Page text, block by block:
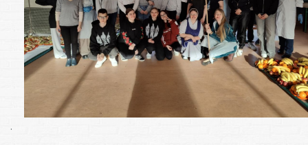
Gotuj z nami
.